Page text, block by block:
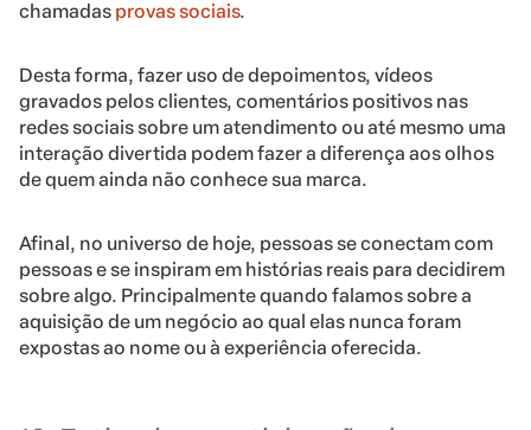
chamadas provas sociais.
Desta forma, fazer uso de depoimentos, vídeos
gravados pelos clientes, comentários positivos nas
redes sociais sobre um atendimento ou até mesmo uma
interação divertida podem fazer a diferença aos olhos
de quem ainda não conhece sua marca.
Afinal, no universo de hoje, pessoas se conectam com
pessoas e se inspiram em histórias reais para decidirem
sobre algo. Principalmente quando falamos sobre a
aquisição de um negócio ao qual elas nunca foram
expostas ao nome ou à experiência oferecida.